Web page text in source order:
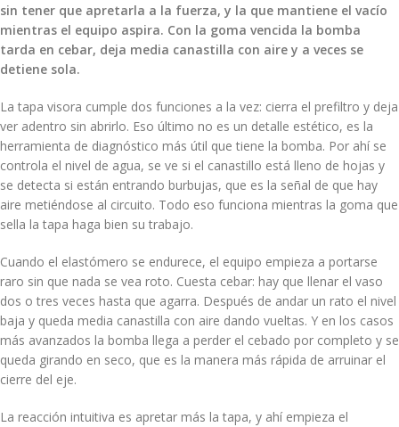
sin tener que apretarla a la fuerza, y la que mantiene el vacío
mientras el equipo aspira. Con la goma vencida la bomba
tarda en cebar, deja media canastilla con aire y a veces se
detiene sola.
La tapa visora cumple dos funciones a la vez: cierra el prefiltro y deja
ver adentro sin abrirlo. Eso último no es un detalle estético, es la
herramienta de diagnóstico más útil que tiene la bomba. Por ahí se
controla el nivel de agua, se ve si el canastillo está lleno de hojas y
se detecta si están entrando burbujas, que es la señal de que hay
aire metiéndose al circuito. Todo eso funciona mientras la goma que
sella la tapa haga bien su trabajo.
Cuando el elastómero se endurece, el equipo empieza a portarse
raro sin que nada se vea roto. Cuesta cebar: hay que llenar el vaso
dos o tres veces hasta que agarra. Después de andar un rato el nivel
baja y queda media canastilla con aire dando vueltas. Y en los casos
más avanzados la bomba llega a perder el cebado por completo y se
queda girando en seco, que es la manera más rápida de arruinar el
cierre del eje.
La reacción intuitiva es apretar más la tapa, y ahí empieza el